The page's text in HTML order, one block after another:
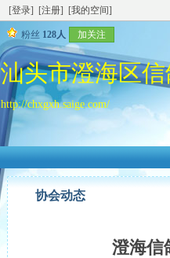
[登录] [注册] [我的空间]
粉丝 128人 加关注
汕头市澄海区
http://chxgxh.saige.com/
协会动态
澄海信